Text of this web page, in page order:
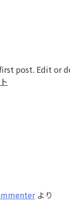
post. Edit
より